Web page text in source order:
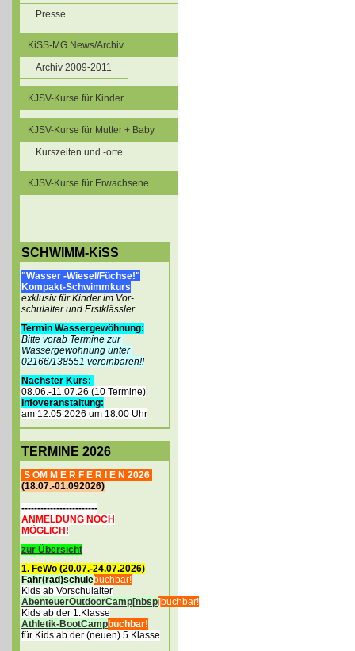
Presse
KiSS-MG News/Archiv
Archiv 2009-2011
KJSV-Kurse für Kinder
KJSV-Kurse für Mutter + Baby
Kurszeiten und -orte
KJSV-Kurse für Erwachsene
SCHWIMM-KiSS
"Wasser -Wiesel/Füchse!"
Kompakt-Schwimmkurs
exklusiv für Kinderim Vor-
schulalter und Erstklässler
Termin Wassergewöhnung:
Bitte vorab Termine zur
Wassergewöhnung unter
02166/138551 vereinbaren!!
Nächster Kurs:
08.06.-11.07.26 (10 Termine)
Infoveranstaltung:
am 12.05.2026 um 18.00 Uhr
TERMINE 2026
S OM M E R F E R I E N 2026
(18.07.-01.092026)
------------------------
ANMELDUNG NOCH
MÖGLICH!
zur Übersicht
1. FeWo (20.07.-24.07.2026)
Fahr(rad)schul ebuchbar!
Kids ab Vorschulalter
AbenteuerOutdoorCamp[nbsp] buchbar!
Kids ab der 1.Klasse
Athletik-BootCampbuchbar!
für Kids ab der (neuen) 5.Klasse